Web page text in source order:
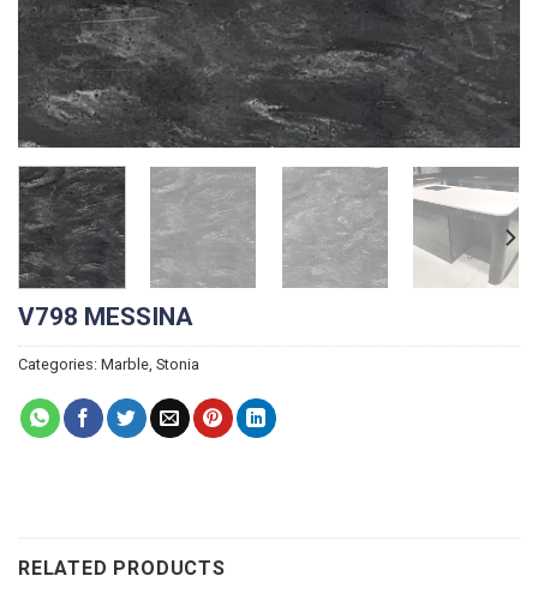
V798 MESSINA
Categories: Marble Stonia
RELATED PRODUCTS